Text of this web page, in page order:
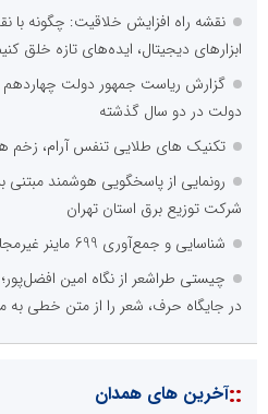
نقشه راه افزایش خلاقیت: چگونه با
ابزارهای دیجیتال، ایده‌های تازه خلق
گزارش ریاست جمهور دولت
دولت در دو سال گذشته
تکنیک های طلایی تنفس آرام، زخم
شرکت توزیع برق استان تهران
شناسایی و جمع‌آوری 699 ماینر غیرمجاز در استان تهران
چیستی طراشعر از نگاه امین
در جایگاه حرف، شعر را از متن خطی به
::آخرین های همدان